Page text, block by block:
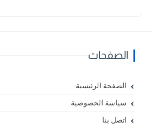
الصفحات
الصفحة الرئيسية
سياسة الخصوصية
اتصل بنا